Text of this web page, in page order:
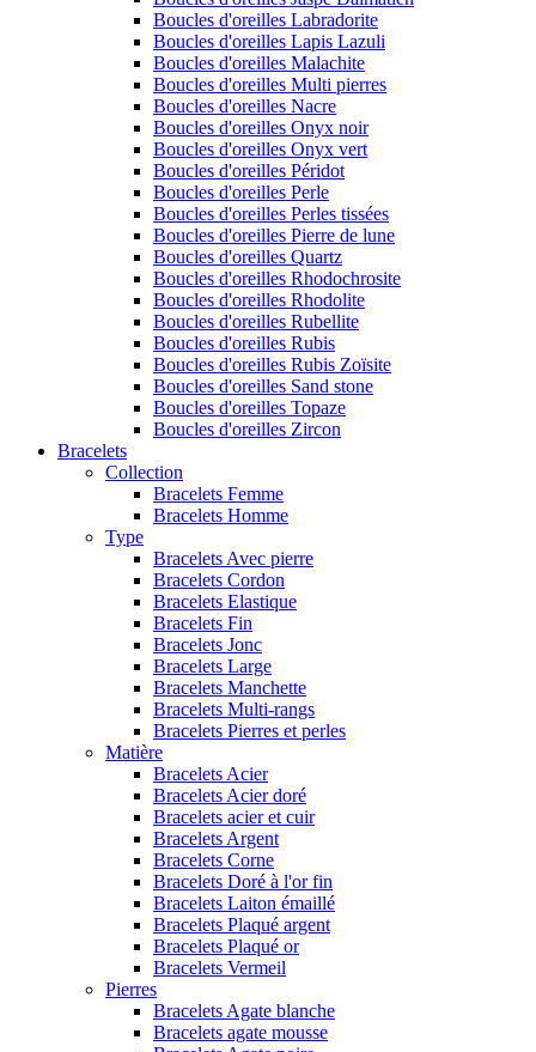
Boucles d'oreilles Labradorite
Boucles d'oreilles Lapis Lazuli
Boucles d'oreilles Malachite
Boucles d'oreilles Multi pierres
Boucles d'oreilles Nacre
Boucles d'oreilles Onyx noir
Boucles d'oreilles Onyx vert
Boucles d'oreilles Péridot
Boucles d'oreilles Perle
Boucles d'oreilles Perles tissées
Boucles d'oreilles Pierre de lune
Boucles d'oreilles Quartz
Boucles d'oreilles Rhodochrosite
Boucles d'oreilles Rhodolite
Boucles d'oreilles Rubellite
Boucles d'oreilles Rubis
Boucles d'oreilles Rubis Zoïsite
Boucles d'oreilles Sand stone
Boucles d'oreilles Topaze
Boucles d'oreilles Zircon
Bracelets
Collection
Bracelets Femme
Bracelets Homme
Type
Bracelets Avec pierre
Bracelets Cordon
Bracelets Elastique
Bracelets Fin
Bracelets Jonc
Bracelets Large
Bracelets Manchette
Bracelets Multi-rangs
Bracelets Pierres et perles
Matière
Bracelets Acier
Bracelets Acier doré
Bracelets acier et cuir
Bracelets Argent
Bracelets Corne
Bracelets Doré à l'or fin
Bracelets Laiton émaillé
Bracelets Plaqué argent
Bracelets Plaqué or
Bracelets Vermeil
Pierres
Bracelets Agate blanche
Bracelets agate mousse